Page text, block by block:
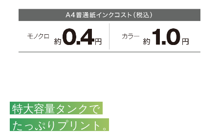
特大容量タンクで
たっぷりプリント 。